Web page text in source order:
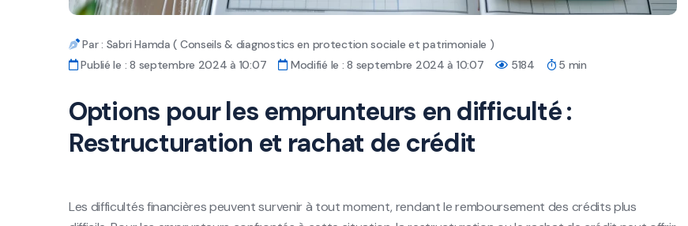
Par : Sabri Hamda ( Conseils & diagnostics en protection sociale et patrimoniale )
Publié le : 8 septembre 2024 à 10:07
Modifié le : 8 septembre 2024 à 10:07 5184 5 min
Options pour les emprunteurs en difficulté :
Restructuration et rachat de crédit
Les difficultés financières peuvent survenir à tout moment, rendant le remboursement des crédits plus